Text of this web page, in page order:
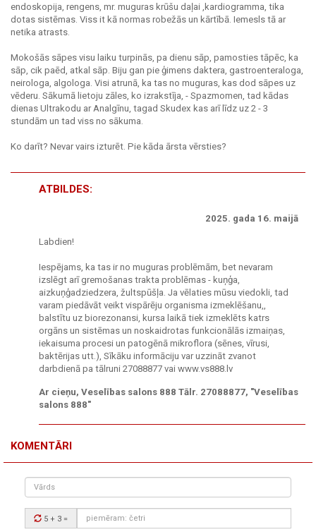
endoskopija, rengens, mr. muguras krūšu daļai ,kardiogramma, tika
dotas sistēmas. Viss it kā normas robežās un kārtībā. Iemesls tā ar
netika atrasts.
Mokošās sāpes visu laiku turpinās, pa dienu sāp, pamosties tāpēc, ka
sāp, cik paēd, atkal sāp. Biju gan pie ģimens daktera, gastroenteraloga,
neirologa, algologa. Visi atrunā, ka tas no muguras, kas dod sāpes uz
vēderu. Sākumā lietoju zāles, ko izrakstīja, - Spazmomen, tad kādas
dienas Ultrakodu ar Analgīnu, tagad Skudex kas arī līdz uz 2 - 3
stundām un tad viss no sākuma.
Ko darīt? Nevar vairs izturēt. Pie kāda ārsta vērsties?
ATBILDES:
2025. gada 16. maijā
Labdien!
Iespējams, ka tas ir no muguras problēmām, bet nevaram
izslēgt arī gremošanas trakta problēmas - kuņģa,
aizkuņģadziedzera, žultspūšļa. Ja vēlaties mūsu viedokli, tad
varam piedāvāt veikt vispārēju organisma izmeklēšanu,,
balstītu uz biorezonansi, kursa laikā tiek izmeklēts katrs
orgāns un sistēmas un noskaidrotas funkcionālās izmaiņas,
iekaisuma procesi un patogēnā mikroflora (sēnes, vīrusi,
baktērijas utt.), Sīkāku informāciju var uzzināt zvanot
darbdienā pa tālruni 27088877 vai www.vs888.lv
Ar cieņu, Veselības salons 888 Tālr. 27088877, "Veselības
salons 888"
KOMENTĀRI
Vārds
Drošības
kods:
5 + 3 =